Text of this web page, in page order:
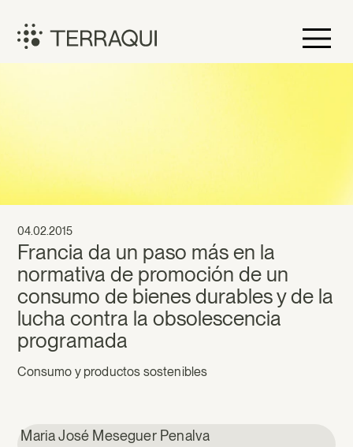
contenido
Terraqui
Francia da un paso más en la
normativa de promoción de un
consumo de bienes durables y de la
lucha contra la obsolescencia
programada
04.02.2015
Consumo y productos sostenibles
Maria José Meseguer Penalva